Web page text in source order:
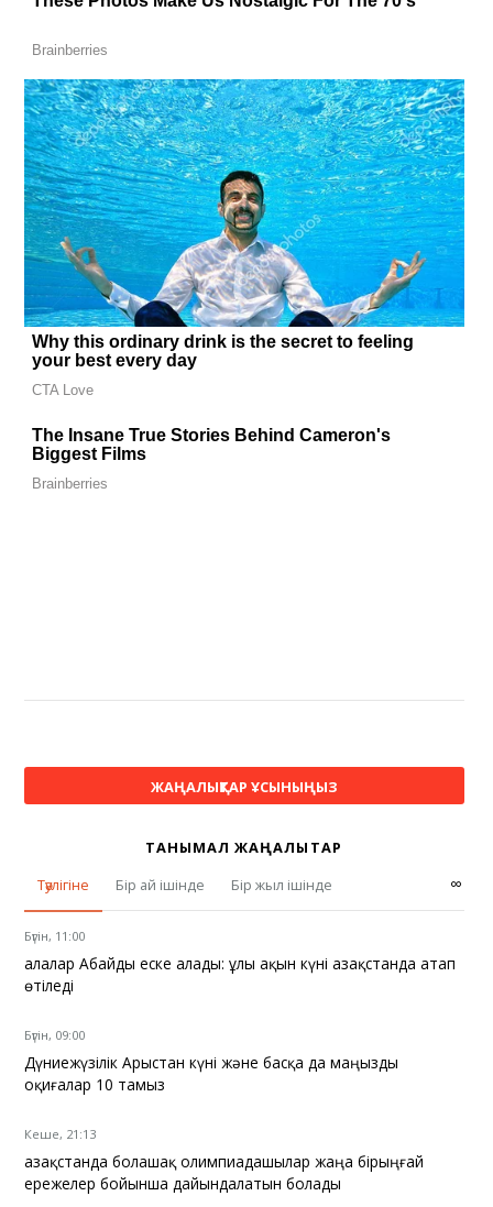
ЖАҢАЛЫҚТАР ҰСЫНЫҢЫЗ
ТАНЫМАЛ ЖАҢАЛЫҚТАР
Тәулігіне
Бір ай ішінде Бір жыл ішінде ∞
Бүгін, 11:00
Қалалар Абайды еске алады: ұлы ақын күні Қазақстанда атап
өтіледі
Бүгін, 09:00
Дүниежүзілік Арыстан күні және басқа да маңызды
оқиғалар 10 тамыз
Кеше, 21:13
Қазақстанда болашақ олимпиадашылар жаңа бірыңғай
ережелер бойынша дайындалатын болады